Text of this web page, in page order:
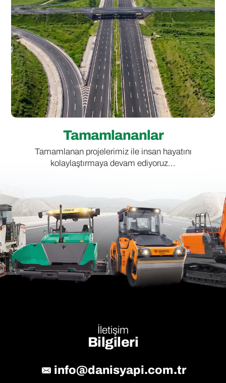
Tamamlananlar
Tamamlanan projelerimiz ile insan hayatını
kolaylaştırmaya devam ediyoruz...
İletişim
Bilgileri
info@danisyapi.com.tr